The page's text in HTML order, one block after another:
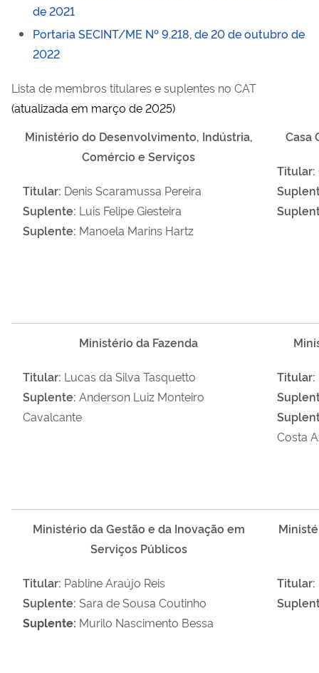
de 2021
Portaria SECINT/ME Nº 9.218, de 20 de outubro de
2022
Lista de membros titulares e suplentes no CAT
(atualizada em março de 2025)
Ministério do Desenvolvimento, Indústria,
Comércio e Serviços
Titular: Denis Scaramussa Pereira
Suplente: Luis Felipe Giesteira
Suplente: Manoela Marins Hartz
Casa
Titular:
Ministério da Fazenda
Titular: Lucas da Silva Tasquetto
Suplente: Anderson Luiz Monteiro
Cavalcante
Titular:
Costa
Ministério da Gestão e da Inovação em
Serviços Públicos
Titular: Pabline Araújo Reis
Suplente: Sara de Sousa Coutinho
Suplente: Murilo Nascimento Bessa
Titular: